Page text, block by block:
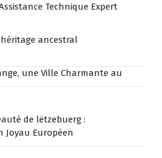
Technique Expert
ancestral
une Ville Charmante au
de lëtzebuerg :
Joyau Européen